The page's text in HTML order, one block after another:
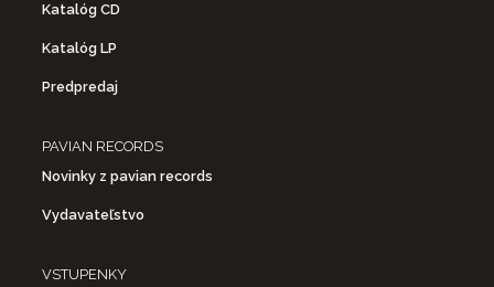
Katalóg CD
Katalóg LP
Predpredaj
PAVIAN RECORDS
Novinky z pavian records
Vydavateľstvo
VSTUPENKY